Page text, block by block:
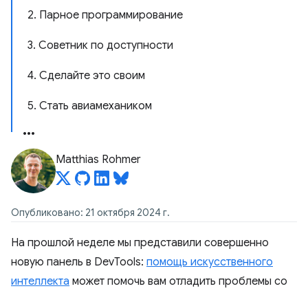
2. Парное программирование
3. Советник по доступности
4. Сделайте это своим
5. Стать авиамехаником
Matthias Rohmer
Опубликовано: 21 октября 2024 г.
На прошлой неделе мы представили совершенно
новую панель в DevTools: помощь искусственного
интеллекта может помочь вам отладить проблемы со